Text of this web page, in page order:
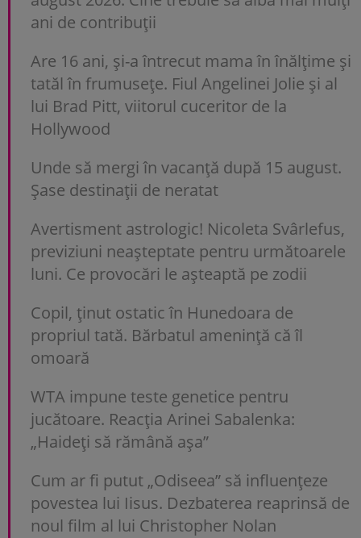
ani de contribuții
Are 16 ani, și-a întrecut mama în înălțime și
tatăl în frumusețe. Fiul Angelinei Jolie și al
lui Brad Pitt, viitorul cuceritor de la
Hollywood
Unde să mergi în vacanță după 15 august.
Șase destinații de neratat
Avertisment astrologic! Nicoleta Svârlefus,
previziuni neașteptate pentru următoarele
luni. Ce provocări le așteaptă pe zodii
Copil, ținut ostatic în Hunedoara de
propriul tată. Bărbatul amenință că îl
omoară
WTA impune teste genetice pentru
jucătoare. Reacția Arinei Sabalenka:
„Haideți să rămână așa”
Cum ar fi putut „Odiseea” să influențeze
povestea lui Iisus. Dezbaterea reaprinsă de
noul film al lui Christopher Nolan